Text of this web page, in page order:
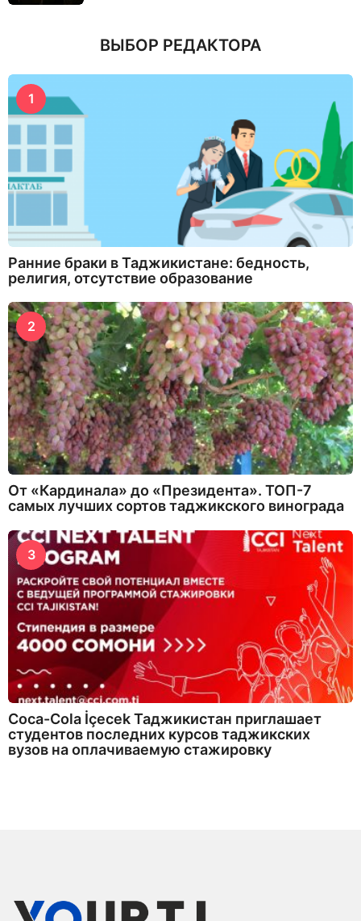
ВЫБОР РЕДАКТОРА
1
Ранние браки в Таджикистане: бедность,
религия, отсутствие образование
2
От «Кардинала» до «Президента». ТОП-7
самых лучших сортов таджикского винограда
3
Coca-Cola İçecek Таджикистан приглашает
студентов последних курсов таджикских
вузов на оплачиваемую стажировку